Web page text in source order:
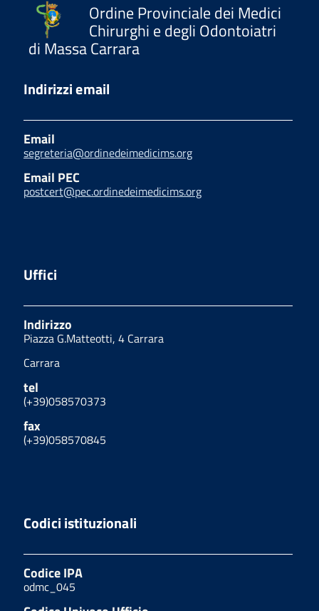
Ordine Provinciale dei Medici
Chirurghi e degli Odontoiatri
di Massa Carrara
Indirizzi email
Email
segreteria@ordinedeimedicims.org
Email PEC
postcert@pec.ordinedeimedicims.org
Uffici
Indirizzo
Piazza G.Matteotti, 4 Carrara
Carrara
tel
(+39)058570373
fax
(+39)058570845
Codici istituzionali
Codice IPA
odmc_045